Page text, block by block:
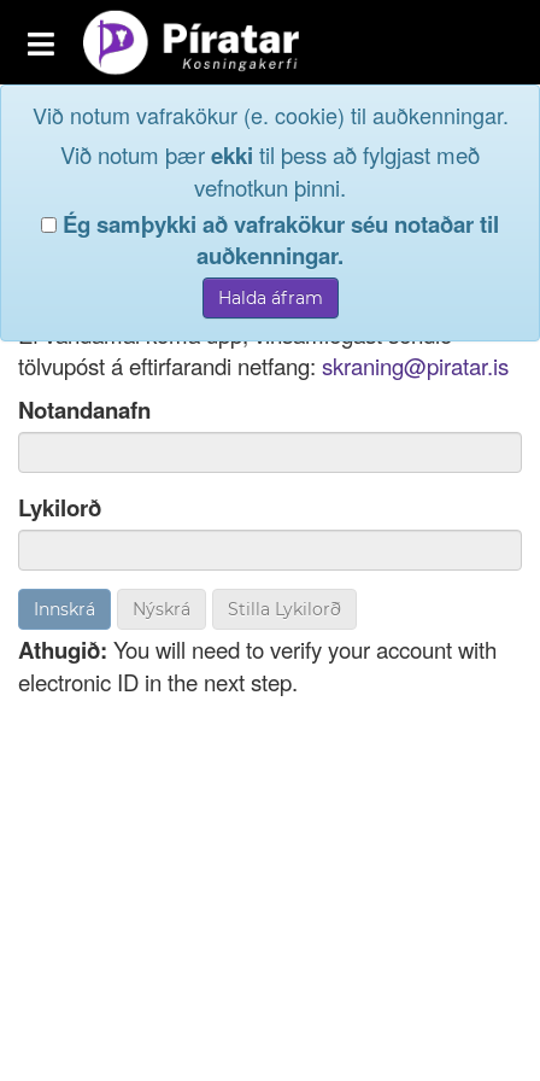
Toggle
navigation
Aðildarfélög
Innskrá
Við notum vafrakökur (e. cookie) til auðkenningar.
Við notum þærekki til þess að fylgjast með
vefnotkun þinni.
Ég samþykki að vafrakökur séu notaðar til
auðkenningar.
Innskráog taktu þátt í
lýðræðinu...
Ef þú hefur gleymt notendanafni þínu, þá má einnig
nota netfang eða kennitölu til innskráningar.
Ef vandamál koma upp, vinsamlegast sendið
tölvupóst á eftirfarandi netfang: skraning@piratar.is
Notandanafn
Lykilorð
Nýskrá Stilla Lykilorð
Athugið: You will need to verify your account with
electronic ID in the next step.